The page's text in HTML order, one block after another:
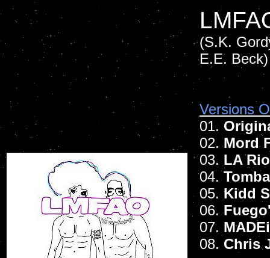
(S.K.
E.E. Beck)
Versions
01.
02. Mord
03. LA
04.
05. Kidd
06.
07.
08. Chris